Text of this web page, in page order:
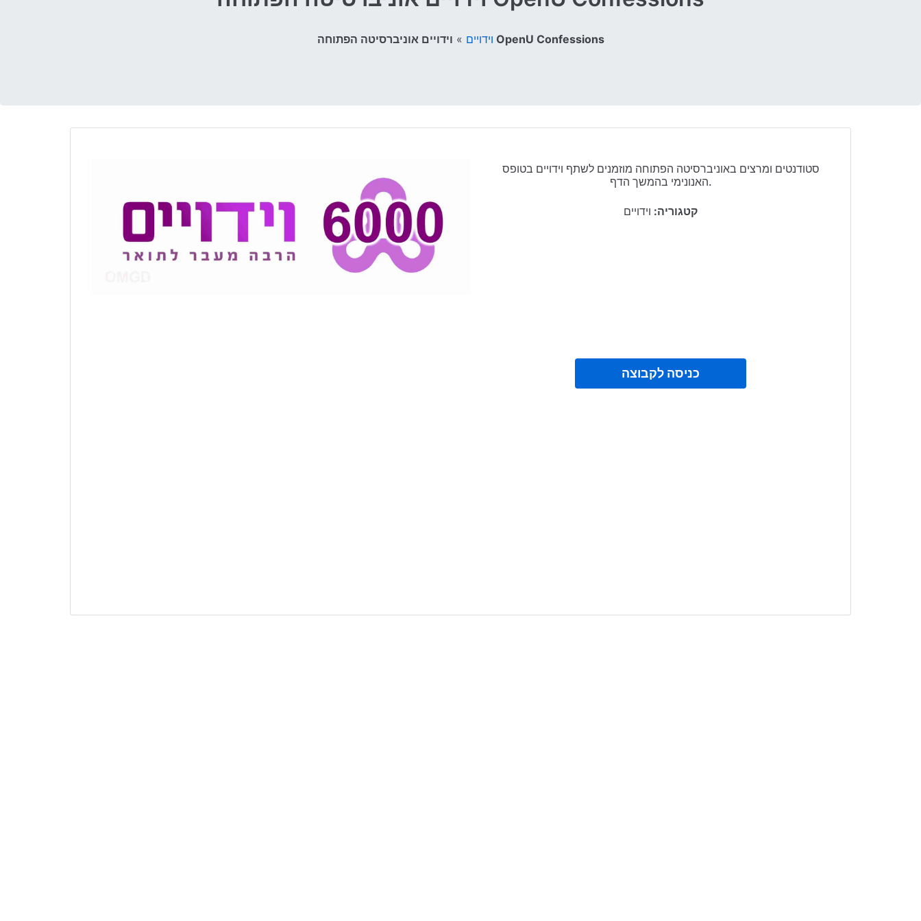
וידויים » וידויים אוניברסיטה הפתוחה OpenU Confessions
סטודנטים ומרצים באוניברסיטה הפתוחה מוזמנים לשתף וידויים בטופס
האנונימי בהמשך הדף.
קטגוריה: וידויים
כניסה לקבוצה